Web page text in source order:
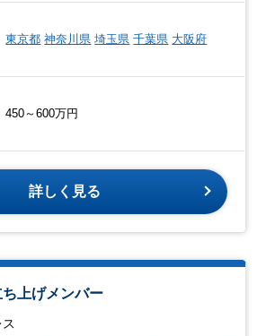
東京都 神奈川県 埼玉県 千葉県 大阪府
450～600万円
詳しく見る
ち上げメンバー